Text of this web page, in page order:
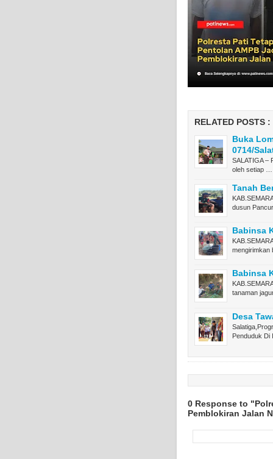
RELATED POSTS :
Buka
0714/
SALATIGA –
oleh setiap …
Tanah
dusun
Babinsa
mengirimkan
Babinsa
tanaman
Desa
Penduduk Di
0 Response to
Pemblokiran Jalan